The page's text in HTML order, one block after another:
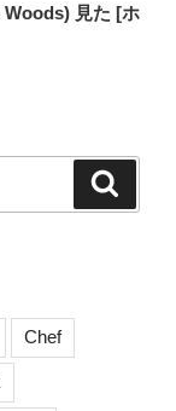
見た [ホ
Chef